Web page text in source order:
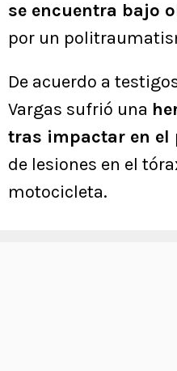
se encuentra bajo
por un
De acuerdo a
Vargas sufrió una
tras impactar en el
de lesiones en el
motocicleta.